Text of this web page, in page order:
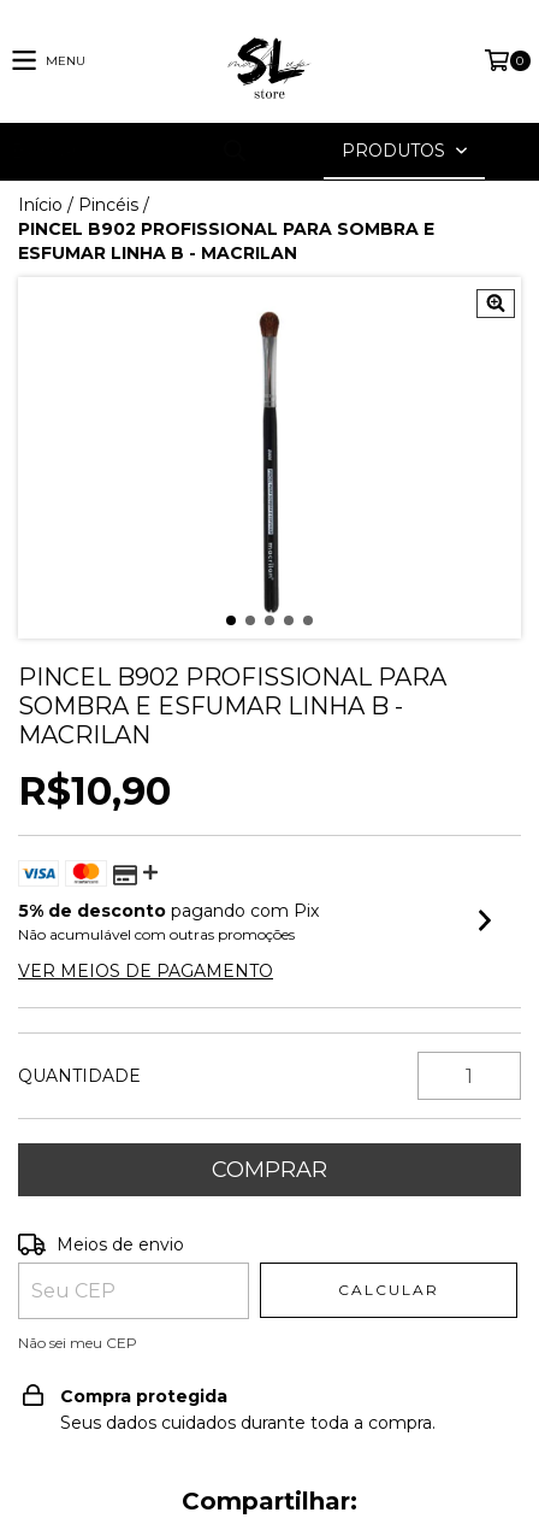
MENU 0
PRODUTOS
Início / Pincéis /
PINCEL B902 PROFISSIONAL PARA SOMBRA E
ESFUMAR LINHA B - MACRILAN
PINCEL B902 PROFISSIONAL PARA
SOMBRA E ESFUMAR LINHA B -
MACRILAN
R$10,90
5% de desconto pagando com Pix
Não acumulável com outras promoções
VER MEIOS DE PAGAMENTO
QUANTIDADE
Entregas para o CEP:
Meios de envio
CALCULAR
Não sei meu CEP
Compra protegida
Seus dados cuidados durante toda a compra.
Compartilhar: